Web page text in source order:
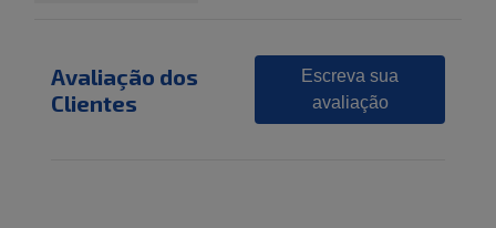
Avaliação dos
Clientes
Escreva sua
avaliação